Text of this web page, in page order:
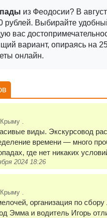
из Феодосии? В
рублей. Выбирайте
вас
вариант, опираясь на
онлайн.
Крыму .
виды. Экскурсовод
времени — много
где нет никаких
2024 18:26
Крыму .
организация по
Эмма и водитель Игорь